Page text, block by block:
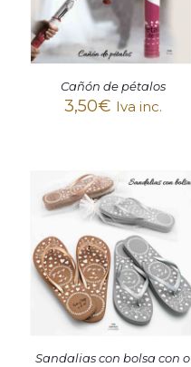
Cañón de pétalos
3,50€ Iva inc.
Sandalias con bolsa con o